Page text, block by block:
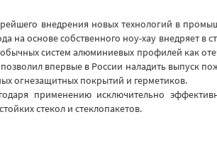
внедрения новых технологий в
на основе собственного ноу-хау внедряет в
систем алюминиевых профилей как
впервые в России наладить выпуск
огнезащитных покрытий и герметиков.
применению исключительно
стекол и стеклопакетов.